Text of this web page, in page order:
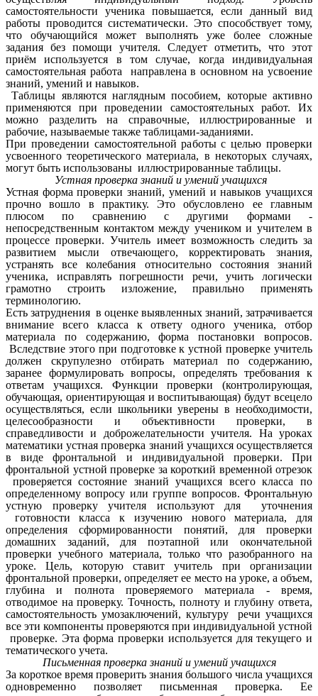
самостоятельности ученика повышается, если данный вид
работы проводится систематически. Это способствует тому,
что обучающийся может выполнять уже более сложные
задания без помощи учителя. Следует отметить, что этот
приём используется в том случае, когда индивидуальная
самостоятельная работа направлена в основном на усвоение
знаний, умений и навыков.
Таблицы являются наглядным пособием, которые активно
применяются при проведении самостоятельных работ. Их
можно разделить на справочные, иллюстрированные и
рабочие, называемые также таблицами-заданиями.
При проведении самостоятельной работы с целью проверки
усвоенного теоретического материала, в некоторых случаях,
могут быть использованы иллюстрированные таблицы.
Устная проверка знаний и умений учащихся
Устная форма проверки знаний, умений и навыков учащихся
прочно вошло в практику. Это обусловлено ее главным
плюсом по сравнению с другими формами -
непосредственным контактом между учеником и учителем в
процессе проверки. Учитель имеет возможность следить за
развитием мысли отвечающего, корректировать знания,
устранять все колебания относительно состояния знаний
ученика, исправлять погрешности речи, учить логически
грамотно строить изложение, правильно применять
терминологию.
Есть затруднения в оценке выявленных знаний, затрачивается
внимание всего класса к ответу одного ученика, отбор
материала по содержанию, форма постановки вопросов.
Вследствие этого при подготовке к устной проверке учитель
должен скрупулезно отбирать материал по содержанию,
заранее формулировать вопросы, определять требования к
ответам учащихся. Функции проверки (контролирующая,
обучающая, ориентирующая и воспитывающая) будут всецело
осуществляться, если школьники уверены в необходимости,
целесообразности и объективности проверки, в
справедливости и доброжелательности учителя. На уроках
математики устная проверка знаний учащихся осуществляется
в виде фронтальной и индивидуальной проверки. При
фронтальной устной проверке за короткий временной отрезок
проверяется состояние знаний учащихся всего класса по
определенному вопросу или группе вопросов. Фронтальную
устную проверку учителя используют для уточнения
готовности класса к изучению нового материала, для
определения сформированности понятий, для проверки
домашних заданий, для поэтапной или окончательной
проверки учебного материала, только что разобранного на
уроке. Цель, которую ставит учитель при организации
фронтальной проверки, определяет ее место на уроке, а объем,
глубина и полнота проверяемого материала - время,
отводимое на проверку. Точность, полноту и глубину ответа,
самостоятельность умозаключений, культуру речи учащихся
все эти компоненты проверяются при индивидуальной устной
проверке. Эта форма проверки используется для текущего и
тематического учета.
Письменная проверка знаний и умений учащихся
За короткое время проверить знания большого числа учащихся
одновременно позволяет письменная проверка. Ее